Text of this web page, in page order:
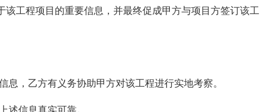
工程项目的重要信息，并最终促成甲方与项目方签订该工
息，乙方有义务协助甲方对该工程进行实地考察。
述信息真实可靠。